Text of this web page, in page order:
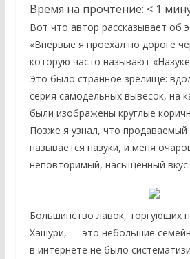
Время на прочтение: < 1
Вот что автор рассказывает об
«Впервые я проехал по дороге
которую часто называют
Это было странное зрелище:
серия самодельных вывесок, на
были изображены круглые
Позже я узнал, что продаваемый
называется назуки, и меня
неповторимый, насыщенный вкус.
Большинство лавок, торгующих
Хашури, — это небольшие
в интернете не было